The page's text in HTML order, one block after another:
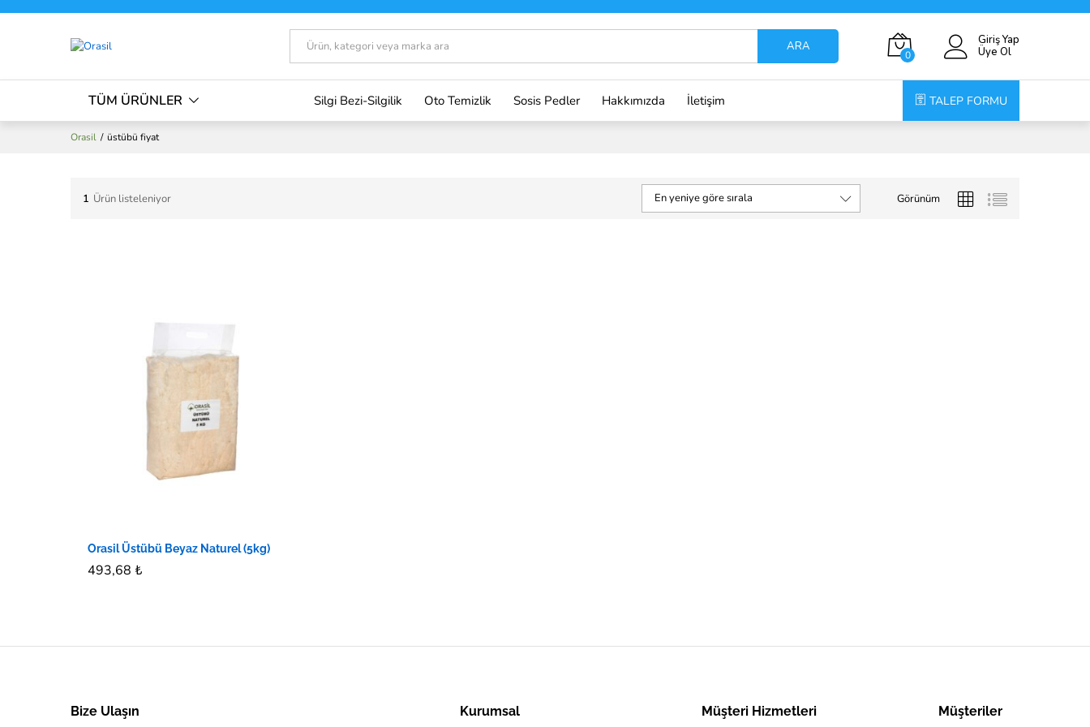
Tümü ARA
0
Giriş Yap
Üye Ol
TÜM ÜRÜNLER Silgi Bezi-Silgilik Oto Temizlik Sosis Pedler Hakkımızda İletişim TALEP FORMU
Orasil / üstübü fiyat
1 Ürün listeleniyor Görünüm
En yeniye göre sırala
Orasil Üstübü Beyaz Naturel (5kg)
493,68 ₺
493,68 ₺
Bize Ulaşın Kurumsal Müşteri Hizmetleri Müşteriler